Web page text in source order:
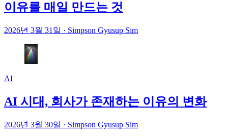
이유를 매일 만드는 것
2026년 3월 31일 · Simpson Gyusup Sim
AI
AI 시대, 회사가 존재하는 이유의 변화
2026년 3월 30일 · Simpson Gyusup Sim